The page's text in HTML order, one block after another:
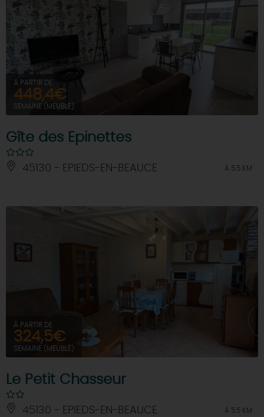
À PARTIR DE
448,4€
SEMAINE (MEUBLÉ)
Gîte des Epinettes
45130 - EPIEDS-EN-BEAUCE À 5.5 KM
À PARTIR DE
324,5€
SEMAINE (MEUBLÉ)
Le Petit Chasseur
45130 - EPIEDS-EN-BEAUCE À 5.5 KM